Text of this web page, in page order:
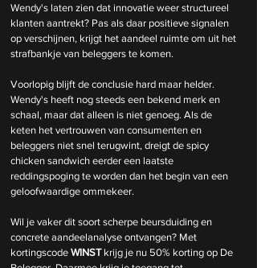
Wendy's laten zien dat innovatie weer structureel
klanten aantrekt? Pas als daar positieve signalen
op verschijnen, krijgt het aandeel ruimte om uit het
strafbankje van beleggers te komen.
Voorlopig blijft de conclusie hard maar helder.
Wendy's heeft nog steeds een bekend merk en
schaal, maar dat alleen is niet genoeg. Als de
keten het vertrouwen van consumenten en
beleggers niet snel terugwint, dreigt de spicy
chicken sandwich eerder een laatste
reddingspoging te worden dan het begin van een
geloofwaardige ommekeer.
Wil je vaker dit soort scherpe beursduiding en
concrete aandeelanalyse ontvangen? Met
kortingscode WINST krijg je nu 50% korting op De